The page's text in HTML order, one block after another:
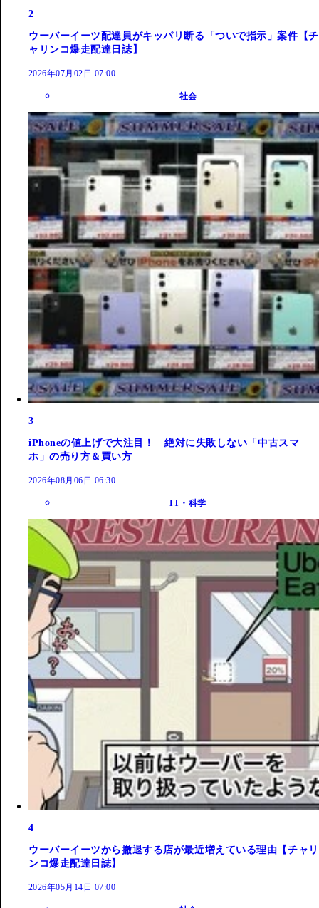
2
ウーバーイーツ配達員がキッパリ断る「ついで指示」案件【チ
ャリンコ爆走配達日誌】
2026年07月02日 07:00
社会
3
iPhoneの値上げで大注目！ 絶対に失敗しない「中古スマ
ホ」の売り方＆買い方
2026年08月06日 06:30
IT・科学
4
ウーバーイーツから撤退する店が最近増えている理由【チャリ
ンコ爆走配達日誌】
2026年05月14日 07:00